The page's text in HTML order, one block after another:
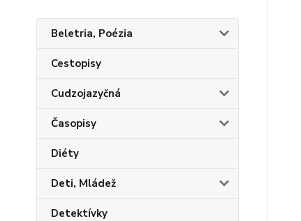
Beletria, Poézia
Cestopisy
Cudzojazyčná
Časopisy
Diéty
Deti, Mládež
Detektívky